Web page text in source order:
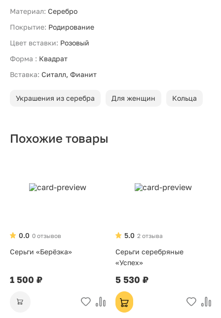
Материал: Серебро
Покрытие: Родирование
Цвет вставки: Розовый
Форма : Квадрат
Вставка: Ситалл, Фианит
Украшения из серебра Для женщин Кольца
Похожие товары
0 отзывов
0.0
Серьги «Берёзка»
1 500 ₽
2 отзыва
5.0
Серьги серебряные
«Успех»
5 530 ₽